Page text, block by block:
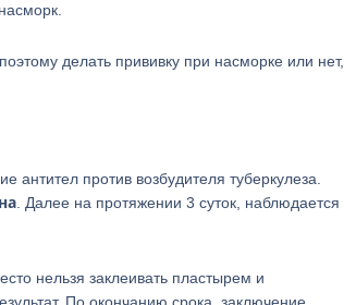
, поэтому делать прививку при насморке или нет,
против возбудителя туберкулеза.
. Далее на протяжении 3 суток, наблюдается
нельзя заклеивать пластырем и